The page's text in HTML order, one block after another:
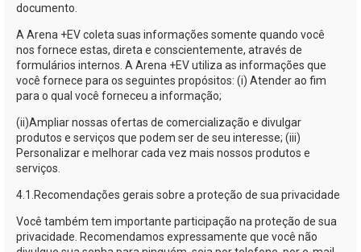
documento.
A Arena +EVcoleta suas informações somente quando você
nos fornece estas, direta e conscientemente, através de
formulários internos. A Arena +EVutiliza as informações que
você fornece para os seguintes propósitos: (i) Atender ao fim
para o qual você forneceu a informação;
(ii)Ampliar nossas ofertas de comercialização e divulgar
produtos e serviços que podem ser de seu interesse; (iii)
Personalizar e melhorar cada vez mais nossos produtos e
serviços.
4.1. Recomendações gerais sobre a proteção de sua privacidade
Você também tem importante participação na proteção de sua
privacidade. Recomendamos expressamente que você não